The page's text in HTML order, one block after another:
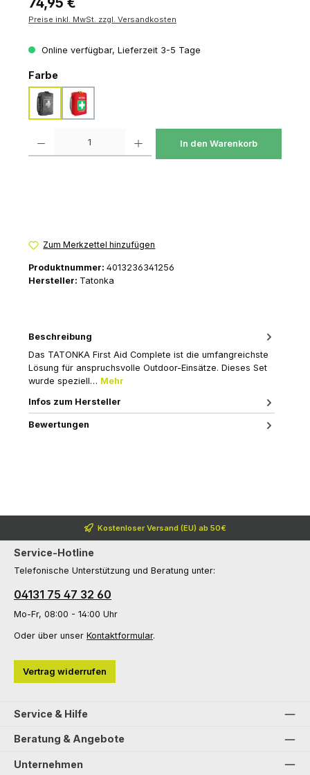
Preise inkl. MwSt. zzgl. Versandkosten
Online verfügbar, Lieferzeit 3-5 Tage
Farbeauswählen
black red
In den Warenkorb
Zum Merkzettel hinzufügen
Produktnummer: 4013236341256
Hersteller: Tatonka
Beschreibung
Das TATONKA First Aid Complete ist die umfangreichste
Lösung für anspruchsvolle Outdoor-Einsätze. Dieses Set
wurde speziell… Mehr
Infos zum Hersteller
Bewertungen
Kostenloser Versand (EU) ab 50€
Service-Hotline
Telefonische Unterstützung und Beratung unter:
04131 75 47 32 60
Mo-Fr, 08:00 - 14:00 Uhr
Oder über unser Kontaktformular.
Vertrag widerrufen
Service & Hilfe
Beratung & Angebote
Unternehmen